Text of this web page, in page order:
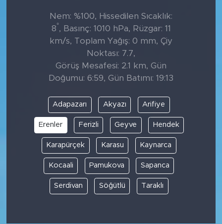
Nem: %100, Hissedilen Sıcaklık:
8°, Basınç: 1010 hPa, Rüzgar: 11
km/s, Toplam Yağış: 0 mm, Çiy
Noktası: 7.7,
Görüş Mesafesi: 2.1 km, Gün
Doğumu: 6:59, Gün Batımı: 19:13
Adapazarı Akyazı Arifiye
Erenler Ferizli Geyve Hendek
Karapürçek Karasu Kaynarca
Kocaali Pamukova Sapanca
Serdivan Söğütlü Taraklı